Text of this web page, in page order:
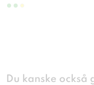
Du kanske också